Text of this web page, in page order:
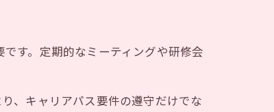
す。定期的なミーティングや研修会
、キャリアパス要件の遵守だけでな